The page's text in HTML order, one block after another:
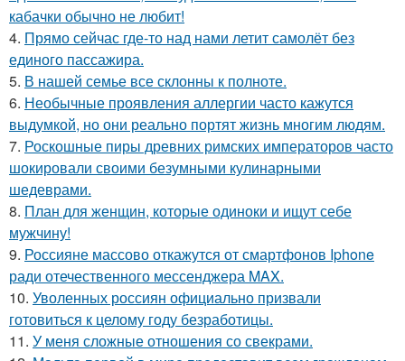
кабачки обычно не любит!
4. Прямо сейчас где-то над нами летит самолёт без
единого пассажира.
5. В нашей семье все склонны к полноте.
6. Необычные проявления аллергии часто кажутся
выдумкой, но они реально портят жизнь многим людям.
7. Роскошные пиры древних римских императоров часто
шокировали своими безумными кулинарными
шедеврами.
8. План для женщин, которые одиноки и ищут себе
мужчину!
9. Россияне массово откажутся от смартфонов Iphone
ради отечественного мессенджера MAX.
10. Уволенных россиян официально призвали
готовиться к целому году безработицы.
11. У меня сложные отношения со свекрами.